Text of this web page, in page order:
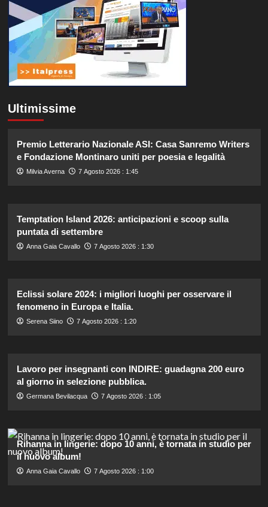
Ultimissime
Premio Letterario Nazionale ASI: Casa Sanremo Writers
e Fondazione Montinaro uniti per poesia e legalità
Milvia Averna 7 Agosto 2026 : 1:45
Temptation Island 2026: anticipazioni e scoop sulla
puntata di settembre
Anna Gaia Cavallo 7 Agosto 2026 : 1:30
Eclissi solare 2024: i migliori luoghi per osservare il
fenomeno in Europa e Italia.
Serena Siino 7 Agosto 2026 : 1:20
Lavoro per insegnanti con INDIRE: guadagna 200 euro
al giorno in selezione pubblica.
Germana Bevilacqua 7 Agosto 2026 : 1:05
Rihanna in lingerie: dopo 10 anni, è tornata in studio per
il nuovo album!
Anna Gaia Cavallo 7 Agosto 2026 : 1:00